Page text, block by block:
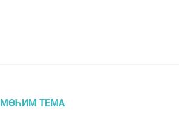
МӨҺИМ ТЕМА